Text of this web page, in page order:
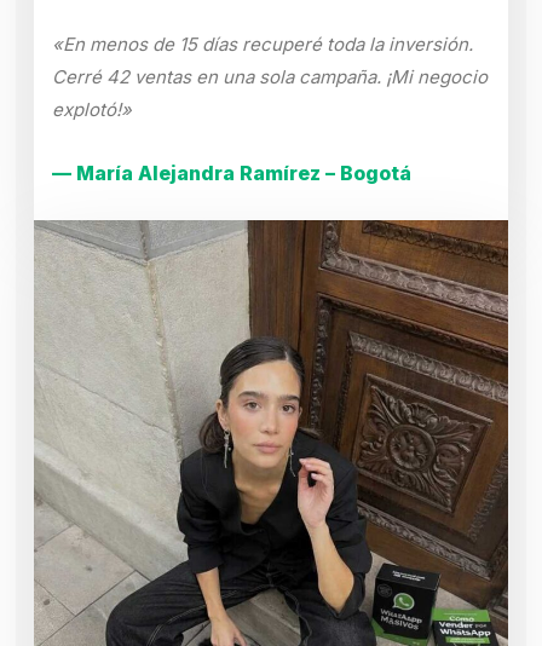
«En menos de 15 días recuperé toda la inversión.
Cerré 42 ventas en una sola campaña. ¡Mi negocio
explotó!»
— María Alejandra Ramírez – Bogotá